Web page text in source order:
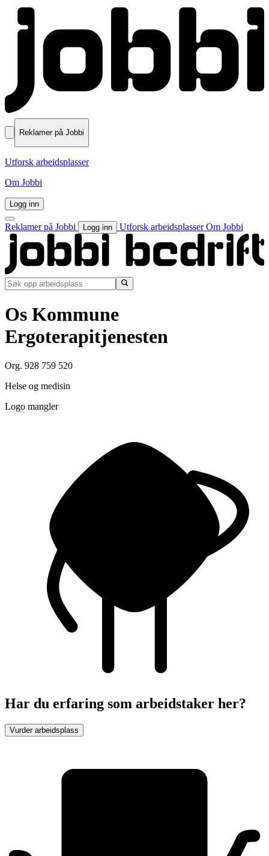
Reklamer på Jobbi
Utforsk arbeidsplasser
Om Jobbi
Logg inn
Reklamer på Jobbi Logg inn Utforsk arbeidsplasserOm Jobbi
Os Kommune
Ergoterapitjenesten
Org. 928 759 520
Helse og medisin
Logo mangler
Har du erfaring som arbeidstaker her?
Vurder arbeidsplass